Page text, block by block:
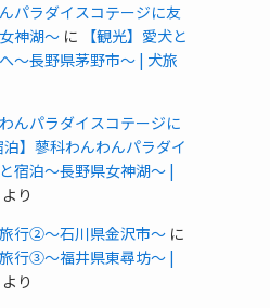
パラダイスコテージに友
神湖〜 に
【観光】愛犬と
〜長野県茅野市〜 | 犬旅
んパラダイスコテージに
泊】蓼科わんわんパラダイ
宿泊〜長野県女神湖〜 |
より
旅行②〜石川県金沢市〜 に
行③〜福井県東尋坊〜 |
より